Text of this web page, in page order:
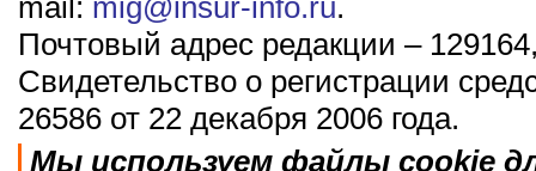
mail: mig@insur-info.ru.
Почтовый адрес редакции –
Свидетельство о регистрации
26586 от 22 декабря 2006 года.
Мы используем файлы cookie